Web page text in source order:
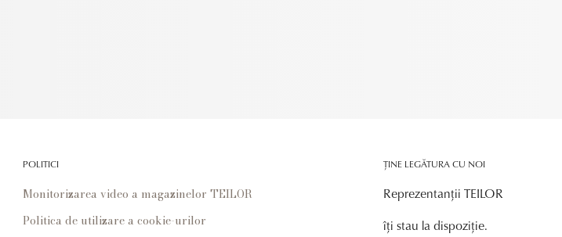
POLITICI
Monitorizarea video a magazinelor TEILOR
Politica de utilizare a cookie-urilor
ȚINE LEGĂTURA CU NOI
Reprezentanții TEILOR
îți stau la dispoziție.